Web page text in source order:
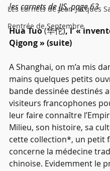
Les carnets de Jean-Jacques
Rentrée de Septembre
les carnets de JJS, page 63
Hua Tuo (华佗), l’ «
Qigong » (suite)
A Shanghai, on m’a mis
mains quelques petits
bande dessinée destinés
visiteurs francophones
leur faire connaître
Milieu, son histoire, sa
cette collection*, un petit
concerne la médecine
chinoise. Evidemment le